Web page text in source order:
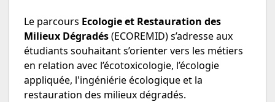
Le parcours Ecologie et Restauration des
Milieux Dégradés(ECOREMID) s’adresse aux
étudiants souhaitant s’orienter vers les métiers
en relation avec l’écotoxicologie, l’écologie
appliquée, l'ingéniérie écologique et la
restauration des milieux dégradés.